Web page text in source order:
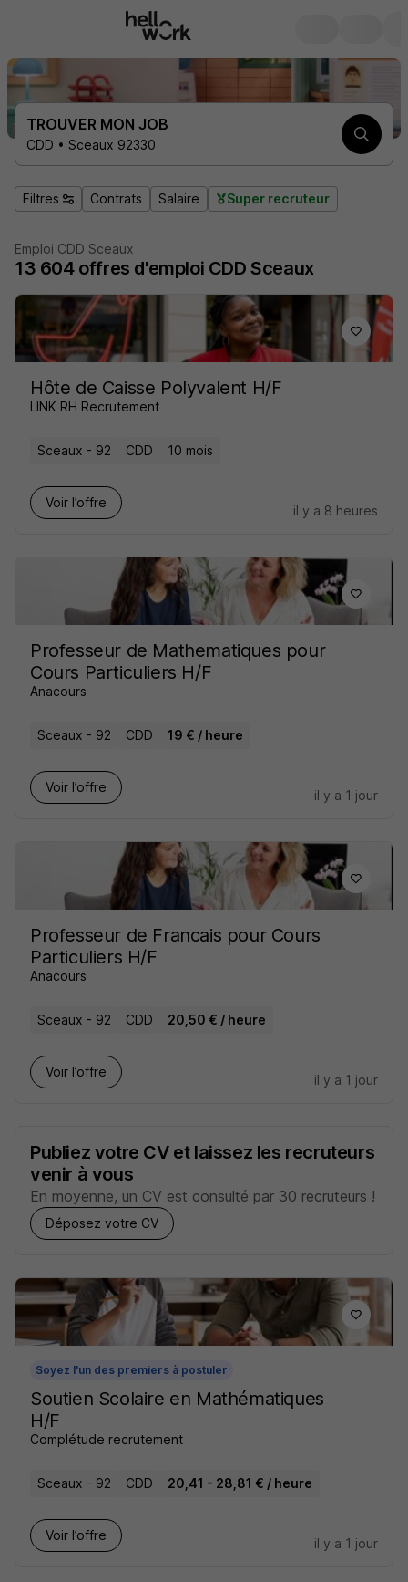
TROUVER MON JOB
CDD • Sceaux 92330
Filtres Contrats Salaire Super recruteur
Emploi CDD Sceaux
13 604 offres d'emploi CDD Sceaux
Hôte de Caisse Polyvalent H/F
LINK RH Recrutement
Sceaux - 92 CDD 10 mois
Voir l’offre
il y a 8 heures
Professeur de Mathematiques pour
Cours Particuliers H/F
Anacours
Sceaux - 92 CDD 19 € / heure
Voir l’offre
il y a 1 jour
Professeur de Francais pour Cours
Particuliers H/F
Anacours
Sceaux - 92 CDD 20,50 € / heure
Voir l’offre
il y a 1 jour
Publiez votre CV et laissez les recruteurs
venir à vous
En moyenne, un CV est consulté par 30 recruteurs !
Déposez votre CV
Soyez l'un des premiers à postuler
Soutien Scolaire en Mathématiques
H/F
Complétude recrutement
Sceaux - 92 CDD 20,41 - 28,81 € / heure
Voir l’offre
il y a 1 jour